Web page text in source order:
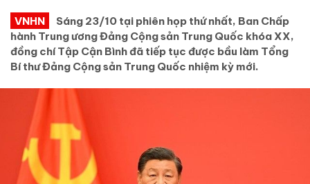
VNHN
Sáng 23/10 tại phiên họp thứ nhất, Ban Chấp
hành Trung ương Đảng Cộng sản Trung Quốc khóa XX,
đồng chí Tập Cận Bình đã tiếp tục được bầu làm Tổng
Bí thư Đảng Cộng sản Trung Quốc nhiệm kỳ mới.